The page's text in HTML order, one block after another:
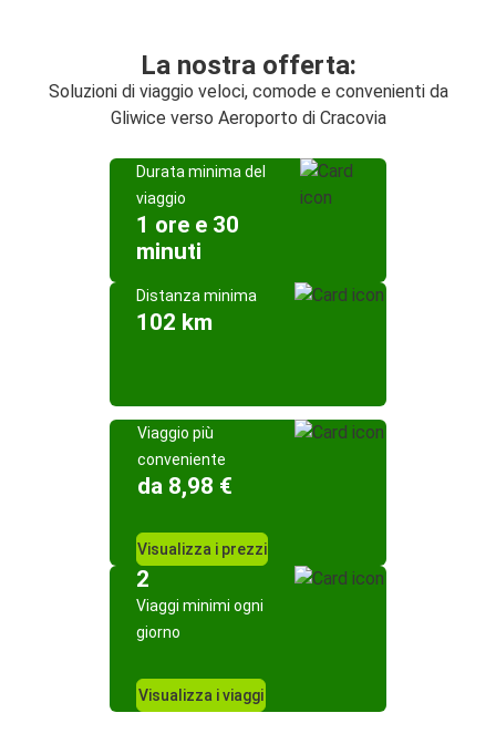
La nostra offerta:
Soluzioni di viaggio veloci, comode e convenienti da
Gliwice verso Aeroporto di Cracovia
Durata minima del
viaggio
1 ore e 30
minuti
Distanza minima
102 km
Viaggio più
conveniente
da 8,98 €
Visualizza i prezzi
2
Viaggi minimi ogni
giorno
Visualizza i viaggi